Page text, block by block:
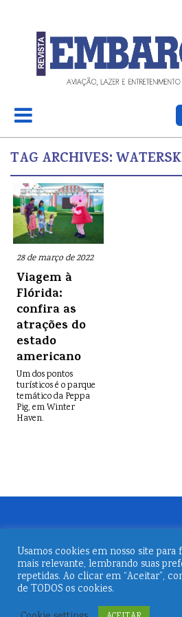
TAG ARCHIVES:
28 de março de 2022
Viagem à
Flórida:
confira as
atrações do
estado
americano
Um dos pontos
turísticos é o parque
temático da Peppa
Pig, em Winter
Haven.
© 2026Revista
Usamos cookies em nosso site
mais relevante, lembrando suas
repetidas. Ao clicar em “Aceitar”,
de TODOS os cookies.